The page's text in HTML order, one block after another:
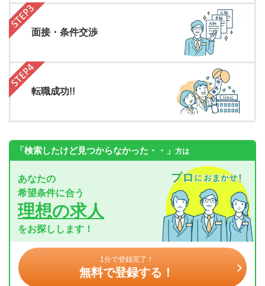
面接・条件交渉
転職成功!!
「検索したけど見つからなかった・・」 方は
あなたの
希望条件に合う
理想の求人
をお探しします！
1分で登録完了！
無料で登録する！